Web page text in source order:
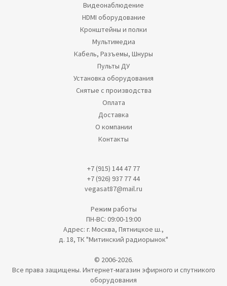
Видеонаблюдение
HDMI оборудование
Кронштейны и полки
Мультимедиа
Кабель, Разъемы, Шнуры
Пульты ДУ
Установка оборудования
Снятые с производства
Оплата
Доставка
О компании
Контакты
+7 (915) 144 47 77
+7 (926) 937 77 44
vegasat87@mail.ru
Режим работы
ПН-ВС: 09:00-19:00
Адрес: г. Москва, Пятницкое ш.,
д. 18, ТК "Митинский радиорынок"
© 2006-2026.
Все права защищены. Интернет-магазин эфирного и спутникого
оборудования